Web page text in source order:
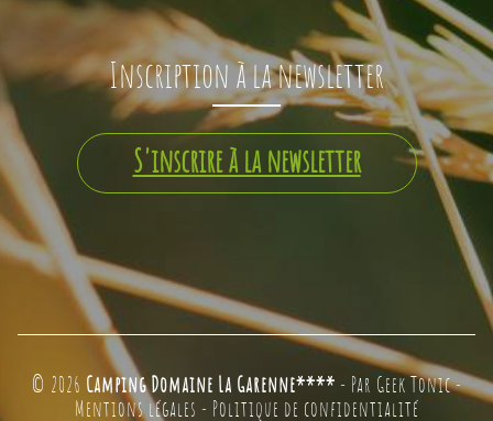
Inscription à la newsletter
S'inscrire à la newsletter
© 2026 Camping Domaine La Garenne**** - Par Geek Tonic-
Mentions légales - Politique de confidentialité